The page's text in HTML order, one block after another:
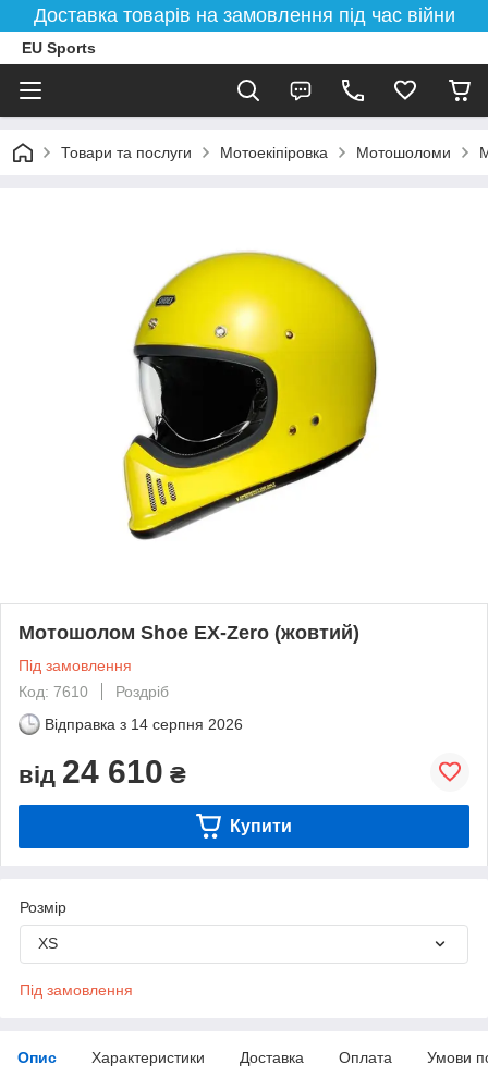
Доставка товарів на замовлення під час війни
EU Sports
Товари та послуги Мотоекіпіровка Мотошоломи
Мотошолом Shoe EX-Zero (жовтий)
Під замовлення
Код: 7610
Роздріб
Відправка з 14 серпня 2026
від 24 610 ₴
Купити
Розмір
XS
Під замовлення
Опис Характеристики Доставка Оплата Умови